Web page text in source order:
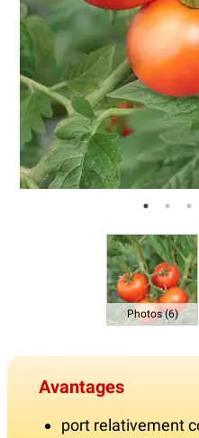
Photos (6)
Avantages
port relativement